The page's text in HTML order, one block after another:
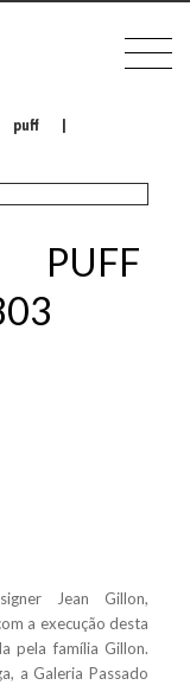
puff
PUFF
Jean Gillon,
a execução desta
pela família Gillon.
a Galeria Passado